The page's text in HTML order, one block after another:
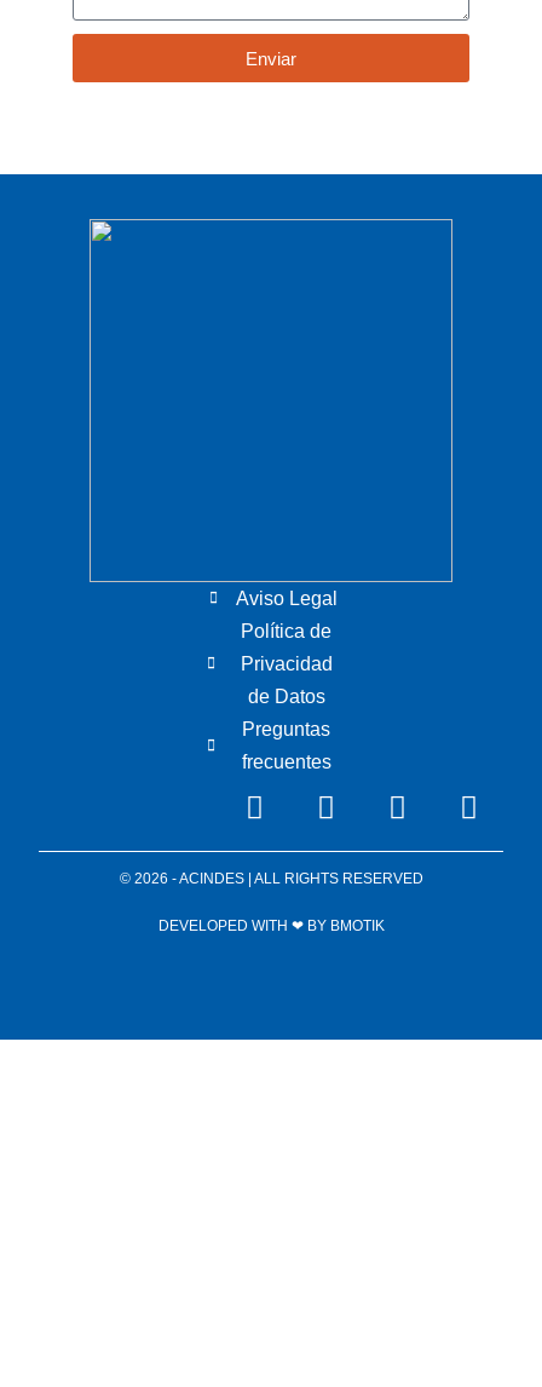
Enviar
Aviso Legal
Política de
Privacidad
de Datos
Preguntas
frecuentes
© 2026 - ACINDES | ALL RIGHTS RESERVED
DEVELOPED WITH ❤ BY BMOTIK